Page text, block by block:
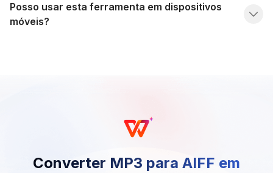
Posso usar esta ferramenta em dispositivos
móveis?
Converter MP3 para AIFF em